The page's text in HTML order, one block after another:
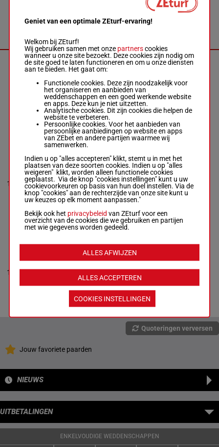
0a 4a 4a 3a 1a
1a 6a 4a
IGUSKI
SAUTONNE
Abrivard M.
H/8 - 2675m -
€ 377.540
0a 1a 1a 1a 2a
2a Da 3a 1a
1a 1a 3a
H/8 2675m1'09"0
€ 377.540
0a 1a 1a
1a 2a 2a
Da 3a 1a
1a 1a 3a
10
Wiels A.-
Marmion J.P.
R/8 - 2675m
1'10"7-
€ 538.410
5a 2a 1a Da
1a 1a 1a
R/8 2675m1'10"7
€ 538.410
5a 2a 1a
Da 9a 7a
2a 1a 1a
1a 1a 1a
11
Marty F.
H/11 - 2675m
1'09"7
€ 558.9600a 3a 3a
9a
Quoteringen verversen
Jouw favoriete paarden
NIEUWS
UITBETALINGEN
ENKELVOUDIGE WEDDENSCHAPPEN
Geniet van een optimale ZEturf-ervaring!
Welkom bij ZEturf!
Wij gebruiken samen met onze partnerscookies
wanneer u onze site bezoekt. Deze cookies zijn nodig om
de site goed te laten functioneren en om u onze diensten
aan te bieden. Het gaat om:
Functionele cookies. Deze zijn noodzakelijk voor
het organiseren en aanbieden van
weddenschappen en een goed werkende website
en apps. Deze kun je niet uitzetten.
Analytische cookies. Dit zijn cookies die helpen de
website te verbeteren.
Persoonlijke cookies. Voor het aanbieden van
persoonlijke aanbiedingen op website en apps
van ZEbet en andere partijen waarmee wij
samenwerken.
Indien u op "alles accepteren" klikt, stemt u in met het
plaatsen van deze soorten cookies. Indien u op "alles
weigeren" klikt, worden alleen functionele cookies
geplaatst. Via de knop "cookies instellingen" kunt u uw
cookievoorkeuren op basis van hun doel instellen. Via de
knop "cookies" aan de rechterzijde van onze site kunt u
uw keuzes op elk moment aanpassen."
Bekijk ook het privacybeleid van ZEturf voor een
overzicht van de cookies die we gebruiken en partijen
met wie gegevens worden gedeeld.
ALLES ACCEPTEREN
ALLES AFWIJZEN
COOKIES INSTELLINGEN